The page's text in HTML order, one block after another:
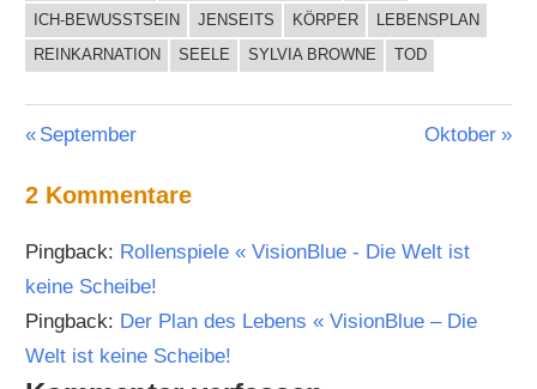
ICH-BEWUSSTSEIN JENSEITS KÖRPER
LEBENSPLAN
REINKARNATION
SEELE SYLVIA BROWNE TOD
Beitragsnavigation
Vorheriger
September
Nächster
Oktober
2 Kommentare
Pingback: Rollenspiele « VisionBlue - Die Welt ist
keine Scheibe!
Pingback: Der Plan des Lebens « VisionBlue – Die
Welt ist keine Scheibe!